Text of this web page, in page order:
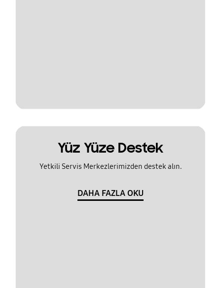
Yüz Yüze Destek
Yetkili Servis Merkezlerimizden destek alın.
DAHA FAZLA OKU